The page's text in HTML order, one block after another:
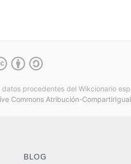
procedentes del Wikcionario
Commons Atribución-
BLOG